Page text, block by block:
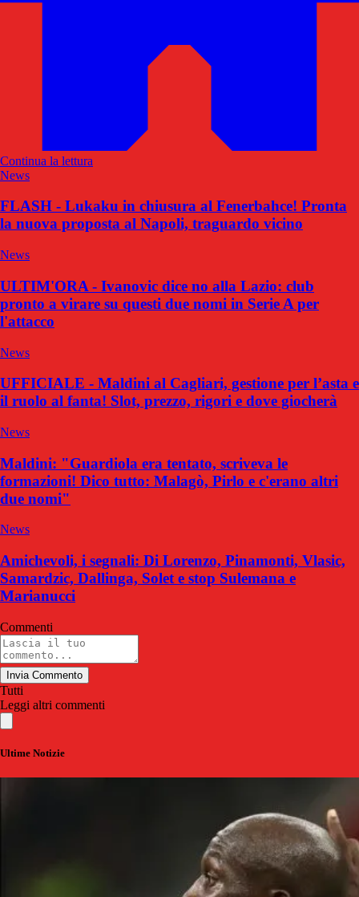
Continua la lettura
News
FLASH - Lukaku in chiusura al Fenerbahce! Pronta
la nuova proposta al Napoli, traguardo vicino
News
ULTIM'ORA - Ivanovic dice no alla Lazio: club
pronto a virare su questi due nomi in Serie A per
l'attacco
News
UFFICIALE - Maldini al Cagliari, gestione per l’asta e
il ruolo al fanta! Slot, prezzo, rigori e dove giocherà
News
Maldini: "Guardiola era tentato, scriveva le
formazioni! Dico tutto: Malagò, Pirlo e c'erano altri
due nomi"
News
Amichevoli, i segnali: Di Lorenzo, Pinamonti, Vlasic,
Samardzic, Dallinga, Solet e stop Sulemana e
Marianucci
Commenti
Invia Commento
Tutti
Leggi altri commenti
Ultime Notizie